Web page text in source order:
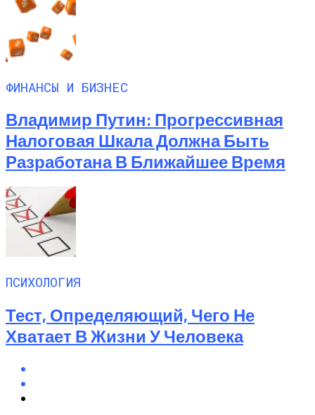
ФИНАНСЫ И БИЗНЕС
Владимир Путин: Прогрессивная
Налоговая Шкала Должна Быть
Разработана В Ближайшее Время
ПСИХОЛОГИЯ
Тест, Определяющий, Чего Не
Хватает В Жизни У Человека